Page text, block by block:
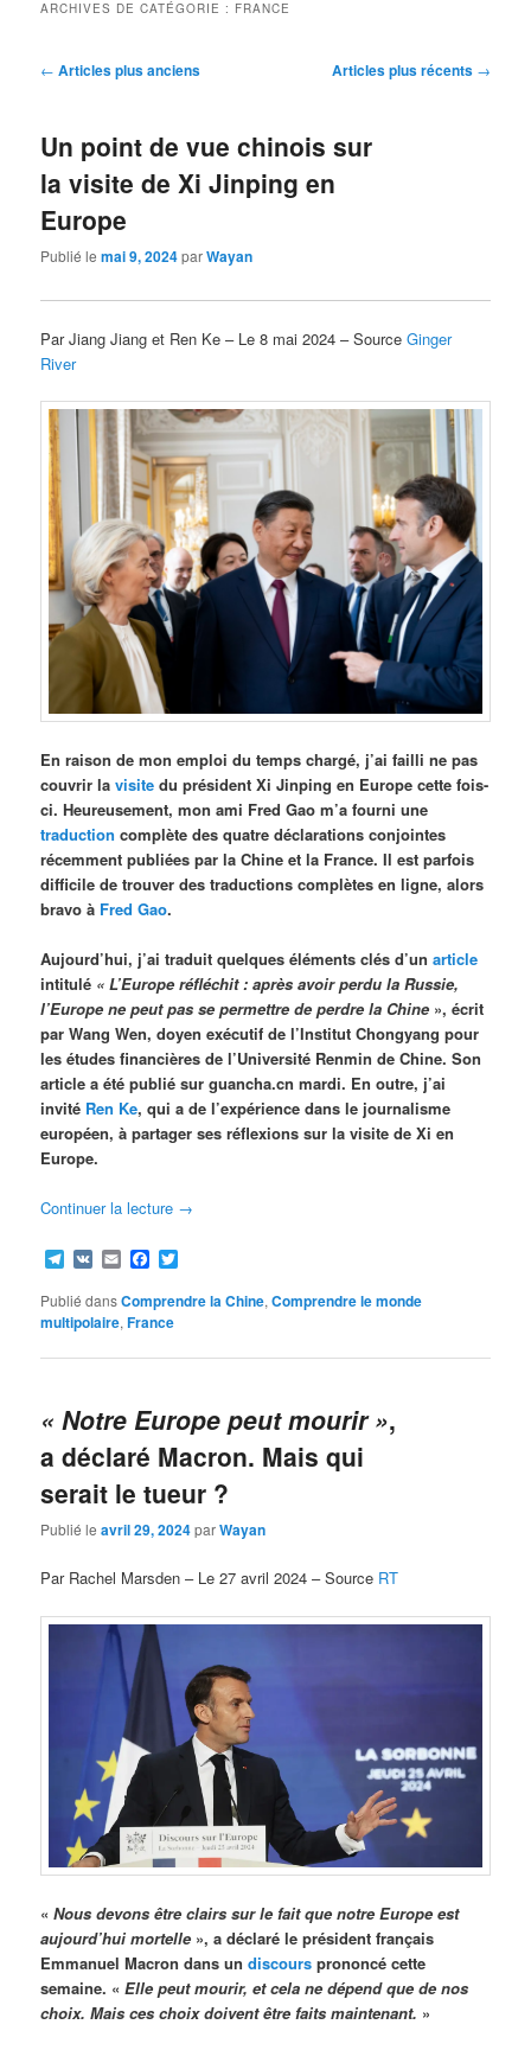
ARCHIVES DE CATÉGORIE : FRANCE
Navigation
← Articles plus anciens Articles plus récents →
Un point de vue chinois sur
la visite de Xi Jinping en
Europe
Publié lemai 9, 2024parWayan
Par Jiang Jiang et Ren Ke – Le 8 mai 2024 – SourceGinger
River
En raison de mon emploi du temps chargé, j’ai failli ne pas
couvrir lavisite du président Xi Jinping en Europe cette fois-
ci. Heureusement, mon ami Fred Gao m’a fourni une
traduction complète des quatre déclarations conjointes
récemment publiées par la Chine et la France. Il est parfois
difficile de trouver des traductions complètes en ligne, alors
bravo à Fred Gao.
Aujourd’hui, j’ai traduit quelques éléments clés d’unarticle
intitulé « L’Europe réfléchit : après avoir perdu la Russie,
l’Europe ne peut pas se permettre de perdre la Chine », écrit
par Wang Wen, doyen exécutif de l’Institut Chongyang pour
les études financières de l’Université Renmin de Chine. Son
article a été publié sur guancha.cn mardi. En outre, j’ai
invité Ren Ke, qui a de l’expérience dans le journalisme
européen, à partager ses réflexions sur la visite de Xi en
Europe.
Continuer la lecture →
Telegram
VK EmailFacebook
Publié dansComprendre la Chine,Comprendre le monde
multipolaire,France
« Notre Europe peut mourir »,
a déclaré Macron. Mais qui
serait le tueur ?
Publié leavril 29, 2024parWayan
Par Rachel Marsden – Le 27 avril 2024 – Source RT
«Nous devons être clairs sur le fait que notre Europe est
aujourd’hui mortelle », a déclaré le président français
Emmanuel Macron dans undiscours prononcé cette
semaine. «Elle peut mourir, et cela ne dépend que de nos
choix. Mais ces choix doivent être faits maintenant. »